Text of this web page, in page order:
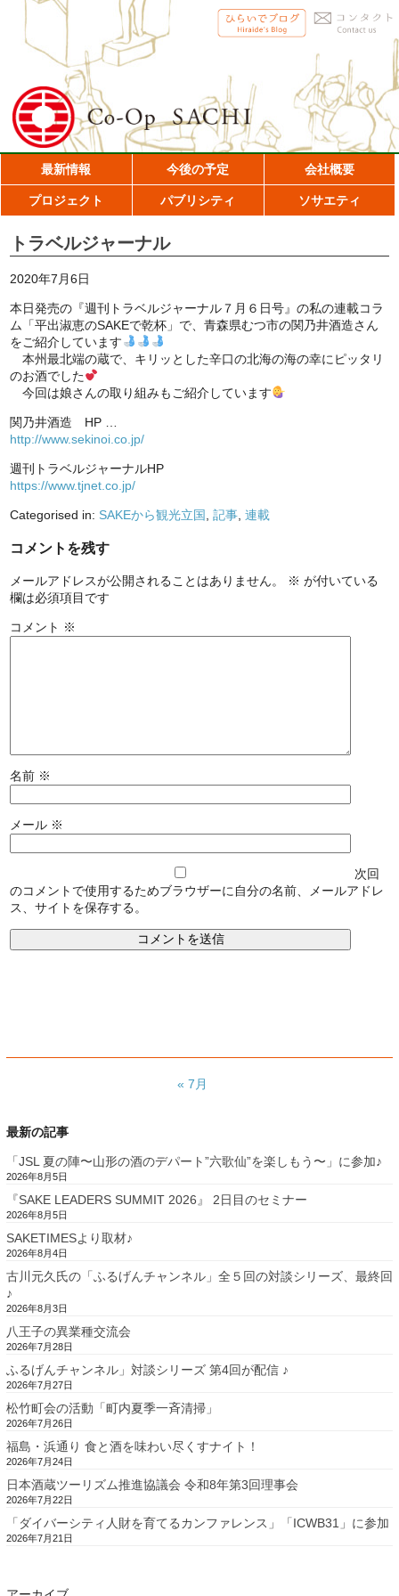
最新情報 今後の予定 会社概要
プロジェクト パブリシティ ソサエティ
トラベルジャーナル
2020年7月6日
本日発売の『週刊トラベルジャーナル７月６日号』の私の連載コラ
ム「平出淑恵のSAKEで乾杯」で、青森県むつ市の関乃井酒造さん
をご紹介しています
本州最北端の蔵で、キリッとした辛口の北海の海の幸にピッタリ
のお酒でした
今回は娘さんの取り組みもご紹介しています
関乃井酒造 HP …
http://www.sekinoi.co.jp/
週刊トラベルジャーナルHP
https://www.tjnet.co.jp/
Categorised in: SAKEから観光立国 ,記事 ,連載
コメントを残す
メールアドレスが公開されることはありません。 ※ が付いている
欄は必須項目です
コメント ※
名前 ※
メール ※
次回
のコメントで使用するためブラウザーに自分の名前、メールアドレ
ス、サイトを保存する。
« 7月
最新の記事
「JSL 夏の陣〜山形の酒のデパート”六歌仙”を楽しもう〜」に参加♪
2026年8月5日
『SAKE LEADERS SUMMIT 2026』 2日目のセミナー
2026年8月5日
SAKETIMESより取材♪
2026年8月4日
古川元久氏の「ふるげんチャンネル」全５回の対談シリーズ、最終回
♪
2026年8月3日
八王子の異業種交流会
2026年7月28日
ふるげんチャンネル」対談シリーズ 第4回が配信 ♪
2026年7月27日
松竹町会の活動「町内夏季一斉清掃」
2026年7月26日
福島・浜通り 食と酒を味わい尽くすナイト！
2026年7月24日
日本酒蔵ツーリズム推進協議会 令和8年第3回理事会
2026年7月22日
「ダイバーシティ人財を育てるカンファレンス」「ICWB31」に参加
2026年7月21日